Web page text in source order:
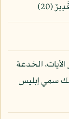
(20)
الخدعة
سمي إبليس